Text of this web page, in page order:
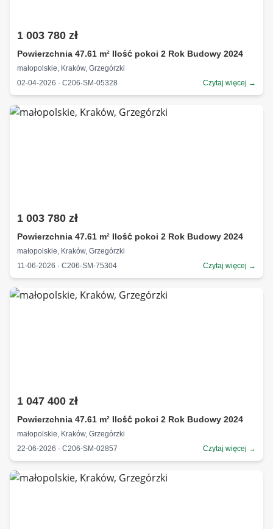
1 003 780 zł
Powierzchnia 47.61 m² Ilość pokoi 2 Rok Budowy 2024
małopolskie, Kraków, Grzegórzki
02-04-2026 · C206-SM-05328
Czytaj więcej →
1 003 780 zł
Powierzchnia 47.61 m² Ilość pokoi 2 Rok Budowy 2024
małopolskie, Kraków, Grzegórzki
11-06-2026 · C206-SM-75304
Czytaj więcej →
1 047 400 zł
Powierzchnia 47.61 m² Ilość pokoi 2 Rok Budowy 2024
małopolskie, Kraków, Grzegórzki
22-06-2026 · C206-SM-02857
Czytaj więcej →